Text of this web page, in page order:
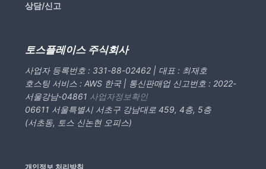
상담/신고
토스플레이스 주식회사
사업자 등록번호 : 331-88-02462 | 대표 : 최재호
호스팅 서비스 : AWS 한국 | 통신판매업 신고번호 : 2022-
서울강남-04861 사업자정보확인
06611 서울특별시 서초구 강남대로 459, 4층, 5층
(서초동, 토스 신논현 오피스)
개인정보 처리방침